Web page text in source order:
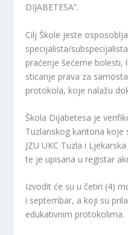
DIJABETESA“.
Cilj Škole jeste
specijalista/
praćenje šećerne bolesti,
sticanje prava za
protokola, koje nalažu
Škola Dijabetesa je
Tuzlanskog kantona koje
JZU UKC Tuzla i
te je upisana u registar
Izvodit će su u četiri (4)
i septembar, a koji su
edukativnim protokolima.